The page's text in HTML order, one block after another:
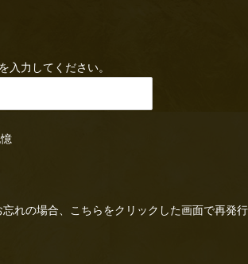
入力してください。
れの場合、こちらをクリックした画面で再発行